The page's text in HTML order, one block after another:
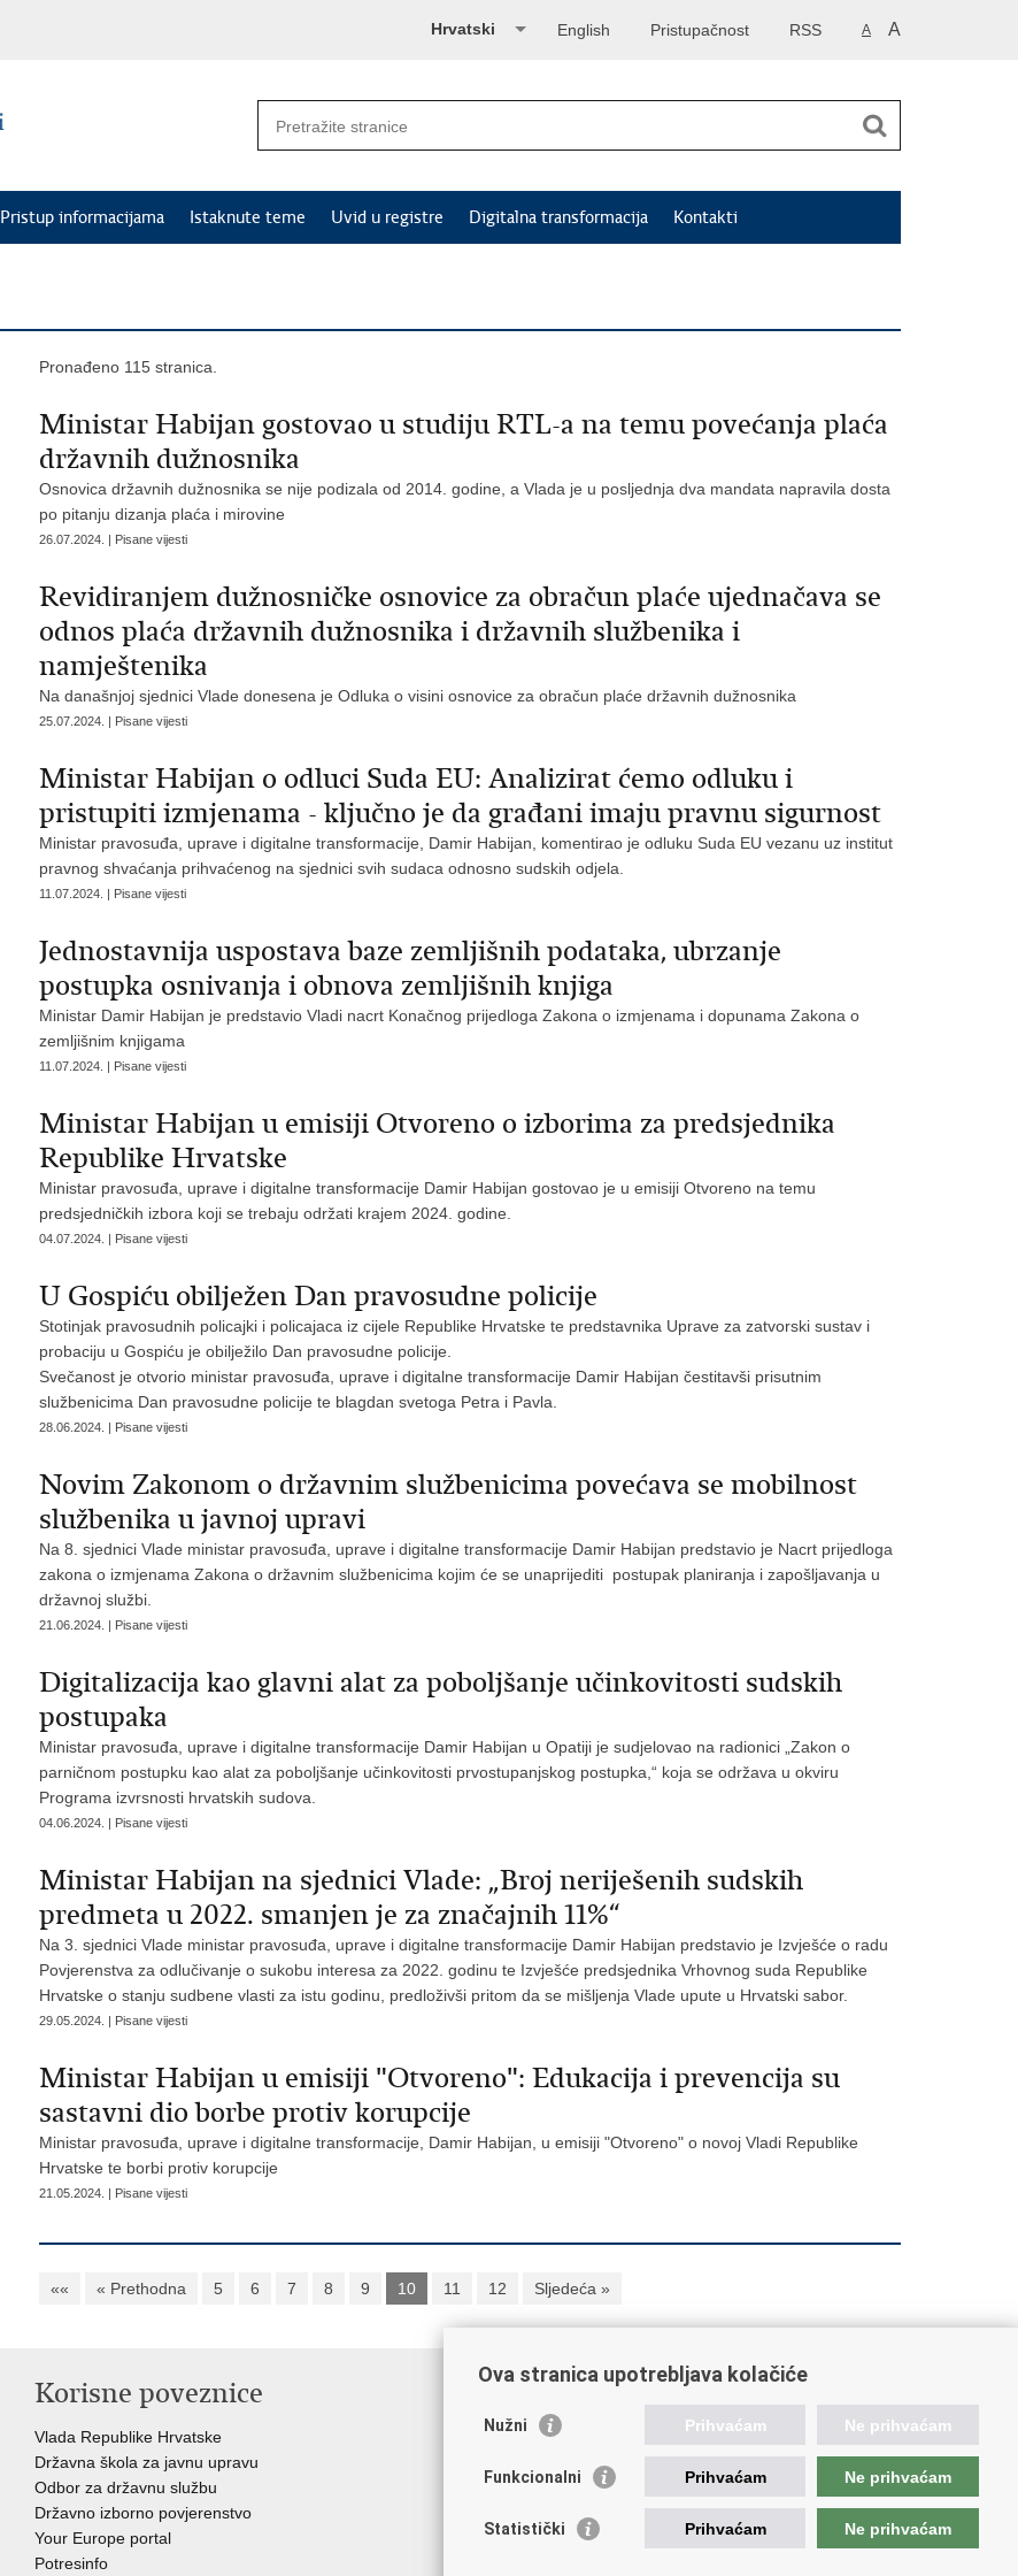
A A
RSS
Pristupačnost
English
Hrvatski
Pristup informacijama Istaknute teme Uvid u registre Digitalna transformacija Kontakti
Pronađeno 115 stranica.
Ministar Habijan gostovao u studiju RTL-a na temu povećanja plaća
državnih dužnosnika
Osnovica državnih dužnosnika se nije podizala od 2014. godine, a Vlada je u posljednja dva mandata napravila dosta
po pitanju dizanja plaća i mirovine
26.07.2024. | Pisane vijesti
Revidiranjem dužnosničke osnovice za obračun plaće ujednačava se
odnos plaća državnih dužnosnika i državnih službenika i
namještenika
Na današnjoj sjednici Vlade donesena je Odluka o visini osnovice za obračun plaće državnih dužnosnika
25.07.2024. | Pisane vijesti
Ministar Habijan o odluci Suda EU: Analizirat ćemo odluku i
pristupiti izmjenama - ključno je da građani imaju pravnu sigurnost
Ministar pravosuđa, uprave i digitalne transformacije, Damir Habijan, komentirao je odluku Suda EU vezanu uz institut
pravnog shvaćanja prihvaćenog na sjednici svih sudaca odnosno sudskih odjela.
11.07.2024. | Pisane vijesti
Jednostavnija uspostava baze zemljišnih podataka, ubrzanje
postupka osnivanja i obnova zemljišnih knjiga
Ministar Damir Habijan je predstavio Vladi nacrt Konačnog prijedloga Zakona o izmjenama i dopunama Zakona o
zemljišnim knjigama
11.07.2024. | Pisane vijesti
Ministar Habijan u emisiji Otvoreno o izborima za predsjednika
Republike Hrvatske
Ministar pravosuđa, uprave i digitalne transformacije Damir Habijan gostovao je u emisiji Otvoreno na temu
predsjedničkih izbora koji se trebaju održati krajem 2024. godine.
04.07.2024. | Pisane vijesti
U Gospiću obilježen Dan pravosudne policije
Stotinjak pravosudnih policajki i policajaca iz cijele Republike Hrvatske te predstavnika Uprave za zatvorski sustav i
probaciju u Gospiću je obilježilo Dan pravosudne policije.
Svečanost je otvorio ministar pravosuđa, uprave i digitalne transformacije Damir Habijan čestitavši prisutnim
službenicima Dan pravosudne policije te blagdan svetoga Petra i Pavla.
28.06.2024. | Pisane vijesti
Novim Zakonom o državnim službenicima povećava se mobilnost
službenika u javnoj upravi
Na 8. sjednici Vlade ministar pravosuđa, uprave i digitalne transformacije Damir Habijan predstavio je Nacrt prijedloga
zakona o izmjenama Zakona o državnim službenicima kojim će se unaprijediti postupak planiranja i zapošljavanja u
državnoj službi.
21.06.2024. | Pisane vijesti
Digitalizacija kao glavni alat za poboljšanje učinkovitosti sudskih
postupaka
Ministar pravosuđa, uprave i digitalne transformacije Damir Habijan u Opatiji je sudjelovao na radionici „Zakon o
parničnom postupku kao alat za poboljšanje učinkovitosti prvostupanjskog postupka,“ koja se održava u okviru
Programa izvrsnosti hrvatskih sudova.
04.06.2024. | Pisane vijesti
Ministar Habijan na sjednici Vlade: „Broj neriješenih sudskih
predmeta u 2022. smanjen je za značajnih 11%“
Na 3. sjednici Vlade ministar pravosuđa, uprave i digitalne transformacije Damir Habijan predstavio je Izvješće o radu
Povjerenstva za odlučivanje o sukobu interesa za 2022. godinu te Izvješće predsjednika Vrhovnog suda Republike
Hrvatske o stanju sudbene vlasti za istu godinu, predloživši pritom da se mišljenja Vlade upute u Hrvatski sabor.
29.05.2024. | Pisane vijesti
Ministar Habijan u emisiji "Otvoreno": Edukacija i prevencija su
sastavni dio borbe protiv korupcije
Ministar pravosuđa, uprave i digitalne transformacije, Damir Habijan, u emisiji "Otvoreno" o novoj Vladi Republike
Hrvatske te borbi protiv korupcije
21.05.2024. | Pisane vijesti
«« « Prethodna 5 6 7 8 9 10 11 12 Sljedeća »
Korisne poveznice
Vlada Republike Hrvatske
Državna škola za javnu upravu
Odbor za državnu službu
Državno izborno povjerenstvo
Your Europe portal
Potresinfo
Poveznice pravosudnog sustava
Portal sudova
Državno odvjetništvo
Ured za suzbijanje korupcije i organiziranog kriminaliteta
Državnoodvjetničko vijeće
Ova stranica upotrebljava kolačiće
Nužni Prihvaćam Ne prihvaćam
Funkcionalni Prihvaćam Ne prihvaćam
Statistički Prihvaćam Ne prihvaćam